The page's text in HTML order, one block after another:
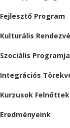
Fejlesztő Program
Kulturális
Szociális
Integrációs
Kurzusok
Eredményeink